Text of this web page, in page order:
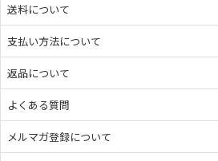
送料について
支払い方法について
返品について
よくある質問
メルマガ登録について